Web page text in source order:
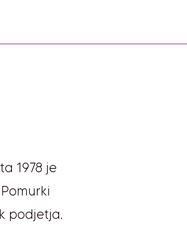
1978 je
podjetja.